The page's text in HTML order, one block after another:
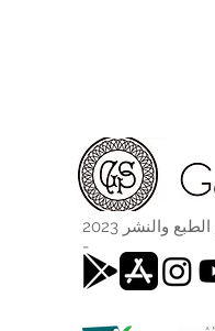
حقوق الطبع والنشر 2023
-